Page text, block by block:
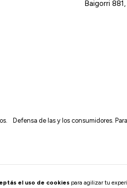
el uso de cookies para agilizar tu
Baigorri
Defensa de las y los consumidores.